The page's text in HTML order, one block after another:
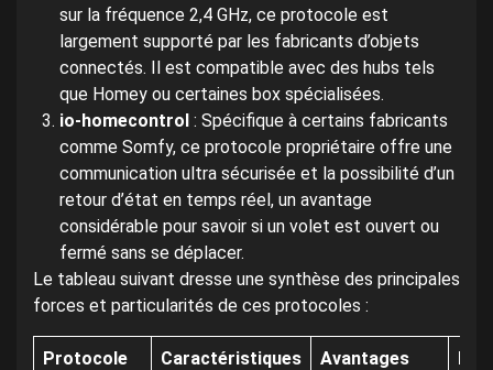
sur la fréquence 2,4 GHz, ce protocole est
largement supporté par les fabricants d’objets
connectés. Il est compatible avec des hubs tels
que Homey ou certaines box spécialisées.
io-homecontrol : Spécifique à certains fabricants
comme Somfy, ce protocole propriétaire offre une
communication ultra sécurisée et la possibilité d’un
retour d’état en temps réel, un avantage
considérable pour savoir si un volet est ouvert ou
fermé sans se déplacer.
Le tableau suivant dresse une synthèse des principales
forces et particularités de ces protocoles :
Protocole Caractéristiques Avantages